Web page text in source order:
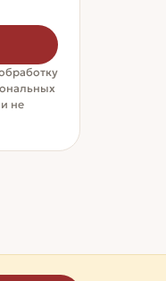
не